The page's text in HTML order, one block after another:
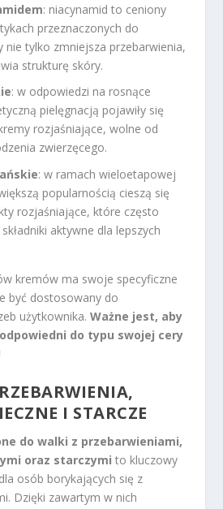
: niacynamid to ceniony
przeznaczonych do
nie tylko zmniejsza przebarwienia,
strukturę skóry.
: w odpowiedzi na rosnące
pielęgnacją pojawiły się
rozjaśniające, wolne od
zwierzęcego.
: w ramach wieloetapowej
popularnością cieszą się
rozjaśniające, które często
aktywne dla lepszych
kremów ma swoje specyficzne
być dostosowany do
użytkownika.Ważne jest, aby
do typu swojej cery
I STARCZE
do walki z przebarwieniami,
oraz starczymi to kluczowy
osób borykających się z
Dzięki zawartym w nich